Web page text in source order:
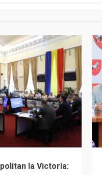
la Victoria: